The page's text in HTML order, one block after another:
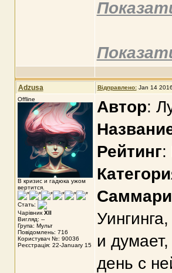
Adzusa Відправлено: Jan 14
Offline
В кризис и гадюка ужом
вертится.
Стать:
Чарівник XII
Вигляд: --
Група: Мульт
Повідомлень: 716
Користувач №: 90036
Реєстрація: 22-January 15
Автор:
Рейтинг:
Саммари
и
день с